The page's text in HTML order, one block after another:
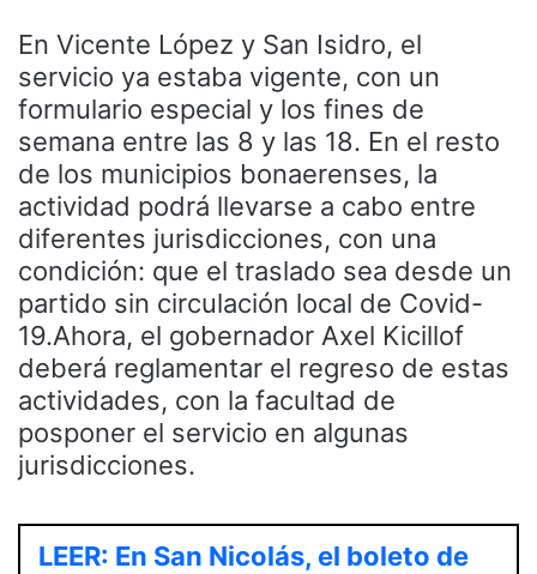
En Vicente López y San Isidro, el
servicio ya estaba vigente, con un
formulario especial y los fines de
semana entre las 8 y las 18. En el resto
de los municipios bonaerenses, la
actividad podrá llevarse a cabo entre
diferentes jurisdicciones, con una
condición: que el traslado sea desde un
partido sin circulación local de Covid-
19.Ahora, el gobernador Axel Kicillof
deberá reglamentar el regreso de estas
actividades, con la facultad de
posponer el servicio en algunas
jurisdicciones.
LEER: En San Nicolás, el boleto de